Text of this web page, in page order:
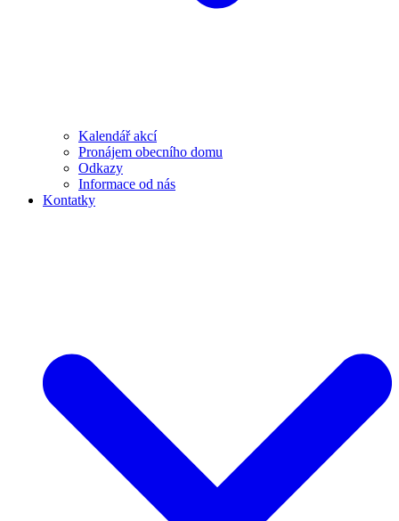
Kalendář akcí
Pronájem obecního domu
Odkazy
Informace od nás
Kontatky